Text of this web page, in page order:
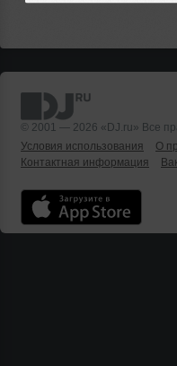
© 2001 — 2026 «DJ.ru» Все
Условия использования
О
Контактная информация